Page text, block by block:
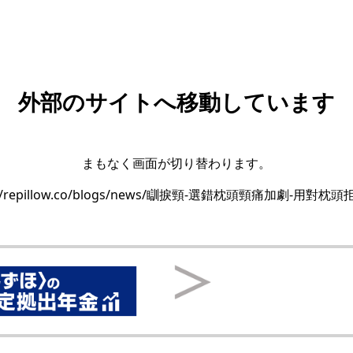
外部のサイトへ移動しています
まもなく画面が切り替わります。
blogs/news/瞓捩頸-選錯枕頭頸痛加劇-用對枕頭